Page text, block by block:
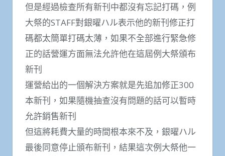
但是經過檢查所有新刊中都沒有忘記打碼，例
大祭的STAFF對銀曜ハル表示他的新刊修正打
碼都太簡單打碼太薄，如果不全部進行緊急修
正的話營運方面無法允許他在這屆例大祭頒布
新刊
運營給出的一個解決方案就是先追加修正300
本新刊，如果隨機抽查沒有問題的話可以暫時
允許銷售新刊
但這將耗費大量的時間根本來不及，銀曜ハル
最後同意停止頒布新刊，結果這次例大祭他一